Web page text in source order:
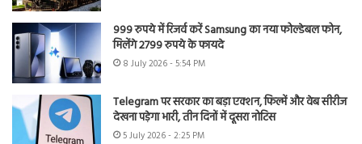
999 रुपये में रिजर्व करें Samsung का नया फोल्डेबल फोन,
मिलेंगे 2799 रुपये के फायदे
8 July 2026 - 5:54 PM
Telegram पर सरकार का बड़ा एक्शन, फिल्में और वेब सीरीज
देखना पड़ेगा भारी, तीन दिनों में दूसरा नोटिस
5 July 2026 - 2:25 PM